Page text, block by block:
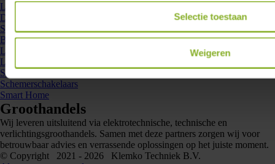
Selectie toestaan
Weigeren
Ledstrips en profielen
Downlights en inlegarmaturen
Sensorarmaturen
Buitenverlichting
Led dimmers
Led drivers
Sensoren
Schemerschakelaars
Smart Home
Groothandels
Wij leveren uitsluitend via elektrotechnische, technische en
verlichtingsgroothandels. Samen met deze partners zorgen wij voor
betrouwbaar advies en verrassende oplossingen op het juiste moment.
© Copyright 2021 - 2026 Klemko Techniek B.V.